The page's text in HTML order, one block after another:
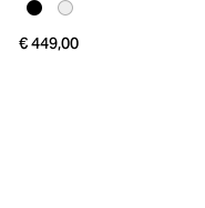
€ 449,00